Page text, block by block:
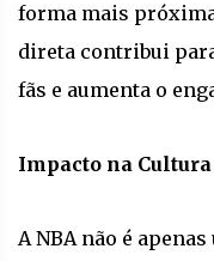
forma mais
direta contribui
fãs e aumenta o
Impacto na
A NBA não é